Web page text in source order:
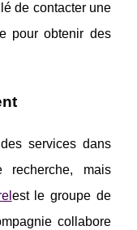
de contacter une
pour obtenir des
services dans
recherche, mais
est le groupe de
collabore